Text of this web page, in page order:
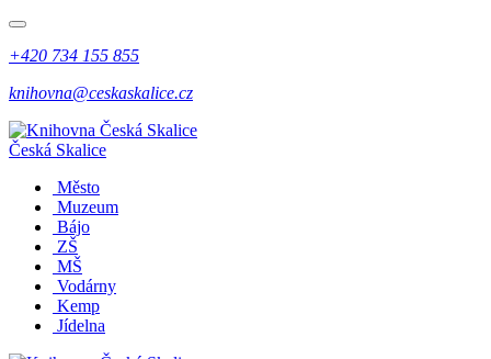
+420 734 155 855
knihovna@ceskaskalice.cz
Česká Skalice
Město
Muzeum
Bájo
ZŠ
MŠ
Vodárny
Kemp
Jídelna